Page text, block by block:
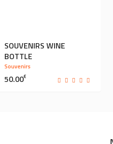
SOUVENIRS WINE
BOTTLE
Souvenirs
50.00€